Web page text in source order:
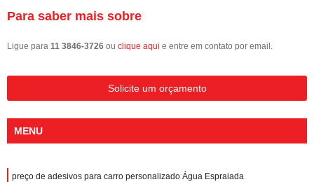
Para saber mais sobre
Ligue para 11 3846-3726 ou clique aqui e entre em contato por email.
Solicite um orçamento
MENU
preço de adesivos para carro personalizado Água Espraiada